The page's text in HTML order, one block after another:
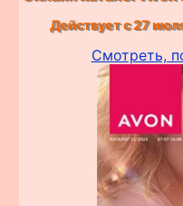
Действует с 27
Смотреть,